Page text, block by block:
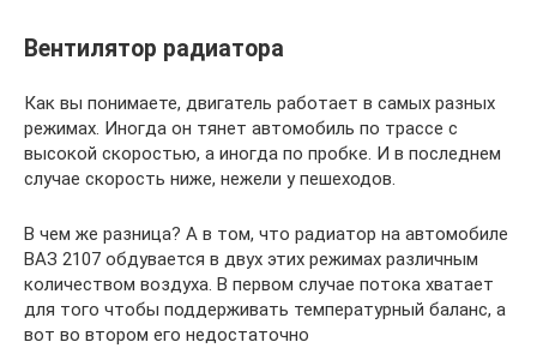
Вентилятор радиатора
Как вы понимаете, двигатель работает в самых разных
режимах. Иногда он тянет автомобиль по трассе с
высокой скоростью, а иногда по пробке. И в последнем
случае скорость ниже, нежели у пешеходов.
В чем же разница? А в том, что радиатор на автомобиле
ВАЗ 2107 обдувается в двух этих режимах различным
количеством воздуха. В первом случае потока хватает
для того чтобы поддерживать температурный баланс, а
вот во втором его недостаточно